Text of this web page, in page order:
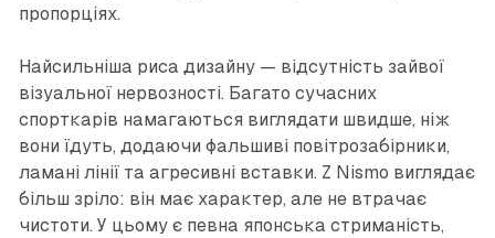
пропорціях.
Найсильніша риса дизайну — відсутність зайвої
візуальної нервозності. Багато сучасних
спорткарів намагаються виглядати швидше, ніж
вони їдуть, додаючи фальшиві повітрозабірники,
ламані лінії та агресивні вставки. Z Nismo виглядає
більш зріло: він має характер, але не втрачає
чистоти. У цьому є певна японська стриманість,